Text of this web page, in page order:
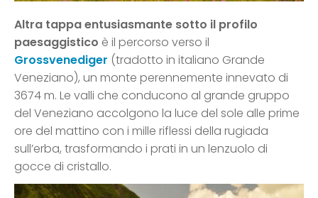
Altra tappa entusiasmante sotto il profilo
paesaggistico è il percorso verso il
Grossvenediger (tradotto in italiano Grande
Veneziano), un monte perennemente innevato di
3674 m. Le valli che conducono al grande gruppo
del Veneziano accolgono la luce del sole alle prime
ore del mattino con i mille riflessi della rugiada
sull’erba, trasformando i prati in un lenzuolo di
gocce di cristallo.